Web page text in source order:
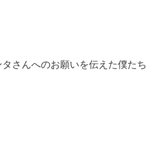
さんへのお願いを伝えた僕たち